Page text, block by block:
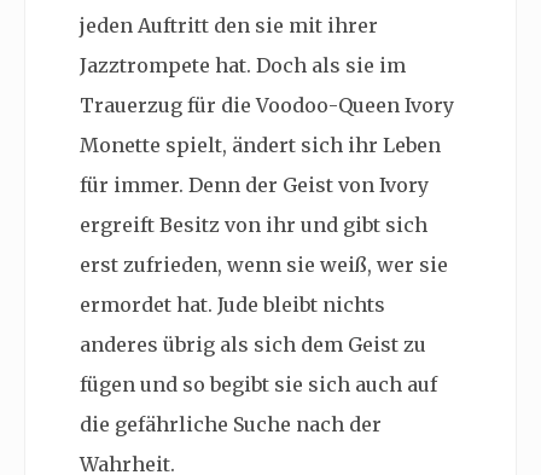
jeden Auftritt den sie mit ihrer
Jazztrompete hat. Doch als sie im
Trauerzug für die Voodoo-Queen Ivory
Monette spielt, ändert sich ihr Leben
für immer. Denn der Geist von Ivory
ergreift Besitz von ihr und gibt sich
erst zufrieden, wenn sie weiß, wer sie
ermordet hat. Jude bleibt nichts
anderes übrig als sich dem Geist zu
fügen und so begibt sie sich auch auf
die gefährliche Suche nach der
Wahrheit.